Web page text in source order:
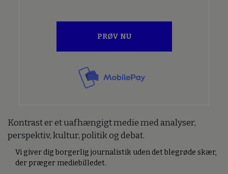
PRØV NU
Kontrast er et uafhængigt medie med analyser,
perspektiv, kultur, politik og debat.
Vi giver dig borgerlig journalistik uden det blegrøde skær,
der præger mediebilledet.